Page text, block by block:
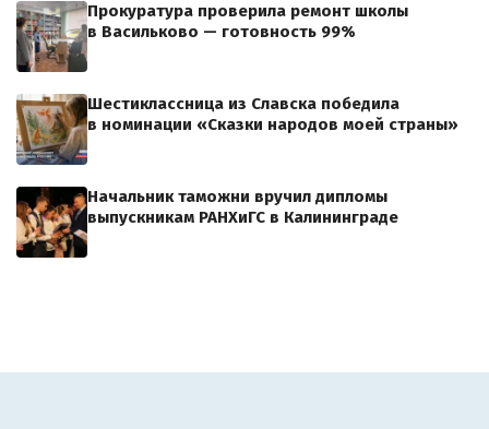
Прокуратура проверила ремонт школы
в Васильково — готовность 99%
Шестиклассница из Славска победила
в номинации «Сказки народов моей страны»
Начальник таможни вручил дипломы
выпускникам РАНХиГС в Калининграде